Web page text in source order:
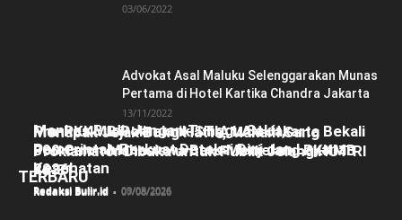
03/06/2022
Advokat Asal Maluku Selenggarakan Munas
Pertama di Hotel Kartika Chandra Jakarta
13/11/2022
TERBARU
Menkes Budi: Jangan Tunggu Sakit,
Pemerintah Perkuat Deteksi Dini dan Layanan
Kesehatan
Redaksi Bulir.id - 09/08/2026
Pra-PKKMB Politeknik STIA LAN Jakarta Bekali
300 Calon Mahasiswa Baru Menjelang PKKMB
2026
Redaksi Bulir.id - 08/08/2026
Menapak Jejak Bung Hatta, Makam Sang
Proklamator Dibuka untuk Publik Jelang HUT RI
ke-81
Redaksi Bulir.id - 07/08/2026